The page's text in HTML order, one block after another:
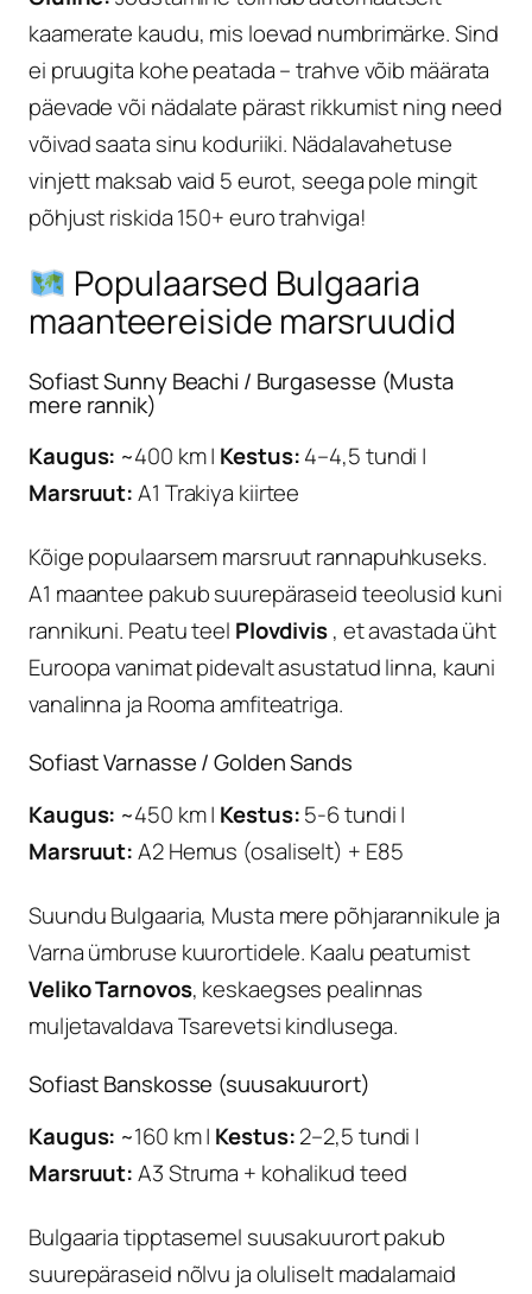
kaamerate kaudu, mis loevad numbrimärke. Sind
ei pruugita kohe peatada – trahve võib määrata
päevade või nädalate pärast rikkumist ning need
võivad saata sinu koduriiki. Nädalavahetuse
vinjett maksab vaid 5 eurot, seega pole mingit
põhjust riskida 150+ euro trahviga!
Populaarsed Bulgaaria
maanteereiside marsruudid
Sofiast Sunny Beachi / Burgasesse (Musta
mere rannik)
Kaugus: ~400 km | Kestus:4–4,5 tundi |
Marsruut:A1 Trakiya kiirtee
Kõige populaarsem marsruut rannapuhkuseks.
A1 maantee pakub suurepäraseid teeolusid kuni
rannikuni. Peatu teel Plovdivis, et avastada üht
Euroopa vanimat pidevalt asustatud linna, kauni
vanalinna ja Rooma amfiteatriga.
Sofiast Varnasse / Golden Sands
Kaugus: ~450 km | Kestus:5-6 tundi |
Marsruut:A2 Hemus (osaliselt) + E85
Suundu Bulgaaria, Musta mere põhjarannikule ja
Varna ümbruse kuurortidele. Kaalu peatumist
Veliko Tarnovos, keskaegses pealinnas
muljetavaldava Tsarevetsi kindlusega.
Sofiast Banskosse (suusakuurort)
Kaugus: ~160 km | Kestus:2–2,5 tundi |
Marsruut:A3 Struma + kohalikud teed
Bulgaaria tipptasemel suusakuurort pakub
suurepäraseid nõlvu ja oluliselt madalamaid